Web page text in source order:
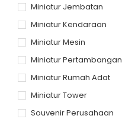
Miniatur Jembatan
Miniatur Kendaraan
Miniatur Mesin
Miniatur Pertambangan
Miniatur Rumah Adat
Miniatur Tower
Souvenir Perusahaan